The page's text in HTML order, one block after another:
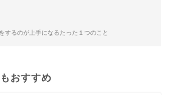
するのが上手になるたった１つのこと
おすすめ